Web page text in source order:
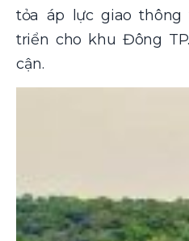
tỏa áp lực giao
triển cho khu Đông
cận.